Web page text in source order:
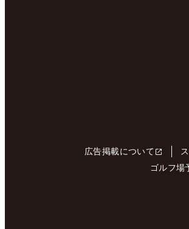
広告掲載について
ゴルフ場